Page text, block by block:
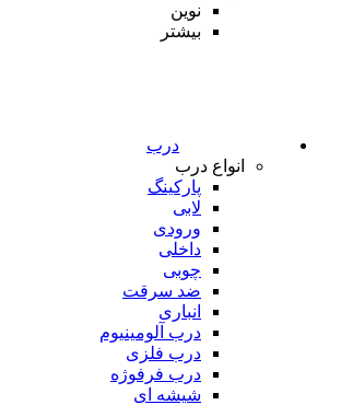
نوین
بیشتر
درب
انواع درب
پارکینگ
لابی
ورودی
داخلی
چوبی
ضد سرقت
انباری
درب آلومینیوم
درب فلزی
درب فرفوژه
شیشه ای